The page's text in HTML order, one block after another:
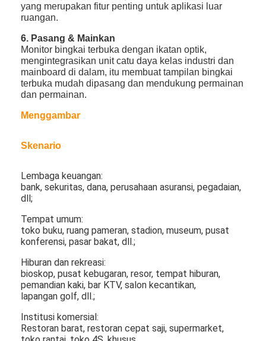
Rumah
Produk
Video
Tur Pabrik
Kontrol kualitas
Hubungi kami
Berita
ngobrol sekarang
yang merupakan fitur penting untuk aplikasi luar
ruangan.
6. Pasang & Mainkan
Monitor bingkai terbuka dengan ikatan optik,
mengintegrasikan unit catu daya kelas industri dan
mainboard di dalam, itu membuat tampilan bingkai
terbuka mudah dipasang dan mendukung permainan
dan permainan.
Menggambar
Skenario
Lembaga keuangan:
bank, sekuritas, dana, perusahaan asuransi, pegadaian,
dll;
Tempat umum:
toko buku, ruang pameran, stadion, museum, pusat
konferensi, pasar bakat, dll.;
Hiburan dan rekreasi:
bioskop, pusat kebugaran, resor, tempat hiburan,
pemandian kaki, bar KTV, salon kecantikan,
lapangan golf, dll.;
Institusi komersial:
Restoran barat, restoran cepat saji, supermarket,